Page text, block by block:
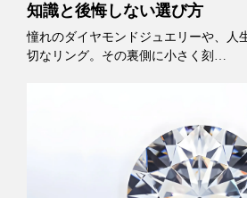
知識と後悔しない選び方
憧れのダイヤモンドジュエリーや、人
切なリング。その裏側に小さく刻…